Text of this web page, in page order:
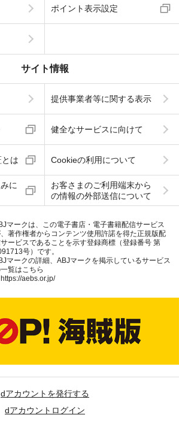
ポイント表示設定
サイト情報
提供事業者等に関する表示
健全なサービスに向けて
は Cookieの利用について
に
お客さまのご利用端末から
の情報の外部送信について
マークは、この電子書店・電子書籍配信サービス
著作権者からコンテンツ使用許諾を得た正規版配
ービスであることを示す登録商標（登録番号 第
号）です。
マークの詳細、ABJマークを掲示しているサービス
覧はこちら
https://aebs.or.jp/
dアカウントを発行する
dアカウントログイン